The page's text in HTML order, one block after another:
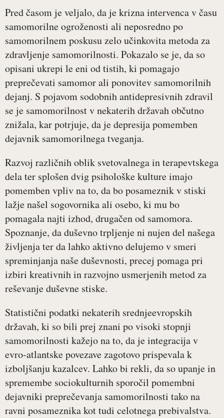
Pred časom je veljalo, da je krizna intervenca v času
samomorilne ogroženosti ali neposredno po
samomorilnem poskusu zelo učinkovita metoda za
zdravljenje samomorilnosti. Pokazalo se je, da so
opisani ukrepi le eni od tistih, ki pomagajo
preprečevati samomor ali ponovitev samomorilnih
dejanj. S pojavom sodobnih antidepresivnih zdravil
se je samomorilnost v nekaterih državah občutno
znižala, kar potrjuje, da je depresija pomemben
dejavnik samomorilnega tveganja.
Razvoj različnih oblik svetovalnega in terapevtskega
dela ter splošen dvig psihološke kulture imajo
pomemben vpliv na to, da bo posameznik v stiski
lažje našel sogovornika ali osebo, ki mu bo
pomagala najti izhod, drugačen od samomora.
Spoznanje, da duševno trpljenje ni nujen del našega
življenja ter da lahko aktivno delujemo v smeri
spreminjanja naše duševnosti, precej pomaga pri
izbiri kreativnih in razvojno usmerjenih metod za
reševanje duševne stiske.
Statistični podatki nekaterih srednjeevropskih
državah, ki so bili prej znani po visoki stopnji
samomorilnosti kažejo na to, da je integracija v
evro-atlantske povezave zagotovo prispevala k
izboljšanju kazalcev. Lahko bi rekli, da so upanje in
spremembe sociokulturnih sporočil pomembni
dejavniki preprečevanja samomorilnosti tako na
ravni posameznika kot tudi celotnega prebivalstva.